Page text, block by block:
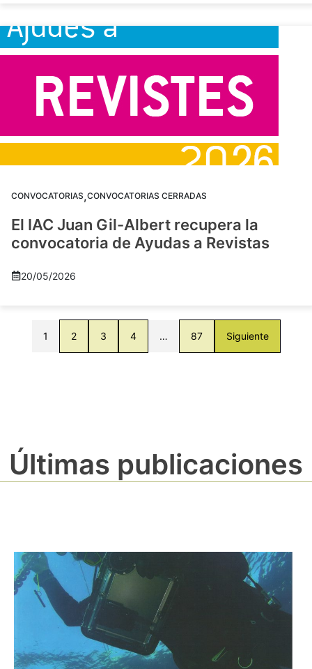
CONVOCATORIAS,CONVOCATORIAS CERRADAS
El IAC Juan Gil-Albert recupera la
convocatoria de Ayudas a Revistas
20/05/2026
1 2 3 4 … 87 Siguiente
Últimas publicaciones